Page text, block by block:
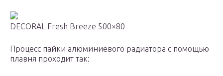
DECORAL Fresh Breeze 500×80
Процесс пайки алюминиевого радиатора с помощью
плавня проходит так: